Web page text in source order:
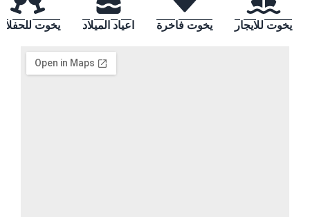
يخوت للايجار يخوت فاخرة اعياد الميلاد يخوت